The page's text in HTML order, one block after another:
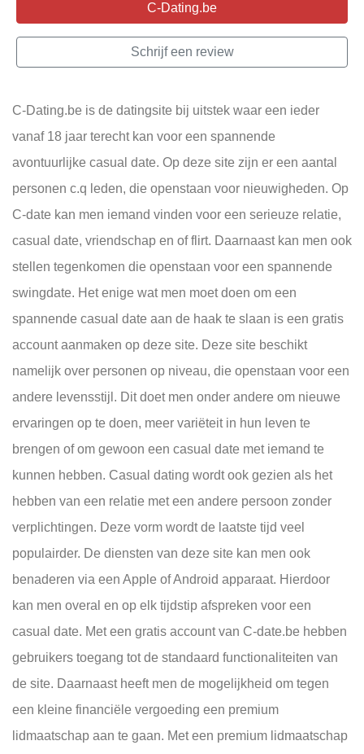
C-Dating.be
Schrijf een review
C-Dating.be is de datingsite bij uitstek waar een ieder
vanaf 18 jaar terecht kan voor een spannende
avontuurlijke casual date. Op deze site zijn er een aantal
personen c.q leden, die openstaan voor nieuwigheden. Op
C-date kan men iemand vinden voor een serieuze relatie,
casual date, vriendschap en of flirt. Daarnaast kan men ook
stellen tegenkomen die openstaan voor een spannende
swingdate. Het enige wat men moet doen om een
spannende casual date aan de haak te slaan is een gratis
account aanmaken op deze site. Deze site beschikt
namelijk over personen op niveau, die openstaan voor een
andere levensstijl. Dit doet men onder andere om nieuwe
ervaringen op te doen, meer variëteit in hun leven te
brengen of om gewoon een casual date met iemand te
kunnen hebben. Casual dating wordt ook gezien als het
hebben van een relatie met een andere persoon zonder
verplichtingen. Deze vorm wordt de laatste tijd veel
populairder. De diensten van deze site kan men ook
benaderen via een Apple of Android apparaat. Hierdoor
kan men overal en op elk tijdstip afspreken voor een
casual date. Met een gratis account van C-date.be hebben
gebruikers toegang tot de standaard functionaliteiten van
de site. Daarnaast heeft men de mogelijkheid om tegen
een kleine financiële vergoeding een premium
lidmaatschap aan te gaan. Met een premium lidmaatschap